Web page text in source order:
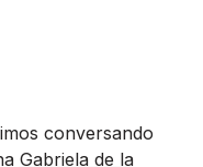
conversando
Gabriela de la